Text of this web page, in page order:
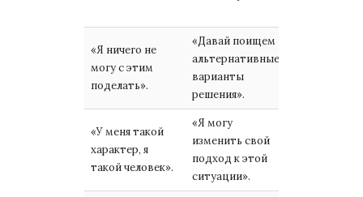
«Я ничего не
могу с этим
поделать».
«Давай поищем
альтернативные
варианты
решения».
«У меня такой
характер, я
такой человек».
«Я могу
изменить свой
подход к этой
ситуации».